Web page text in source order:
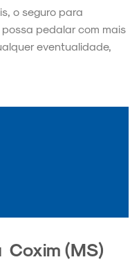
o seguro para
pedalar com mais
eventualidade,
Coxim (MS)